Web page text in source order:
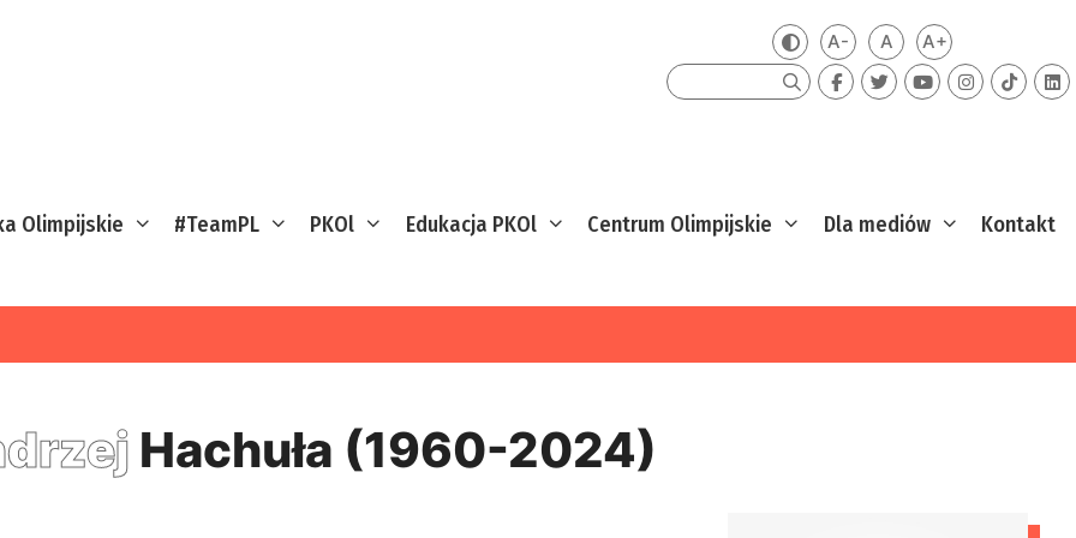
Zmień kontrast
A-Mniejsza czcionka
ADomyślna czcionka
A+Większa
Szukaj
Olimpijskie #TeamPL PKOl Edukacja PKOl Centrum Olimpijskie Dla mediów Kontakt
Hachuła (1960-2024)